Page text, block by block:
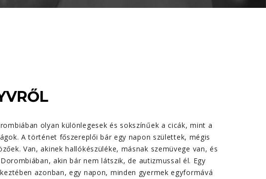
olyan különlegesek és sokszínűek a cicák, mint a
A történet főszereplői bár egy napon születtek, mégis
Van, akinek hallókészüléke, másnak szemüvege van, és
akin bár nem látszik, de autizmussal él. Egy
azonban, egy napon, minden gyermek egyformává